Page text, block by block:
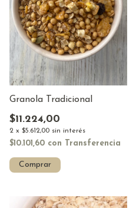
Granola Tradicional
$11.224,00
2 x $5.612,00 sin interés
$10.101,60 con Transferencia
Comprar